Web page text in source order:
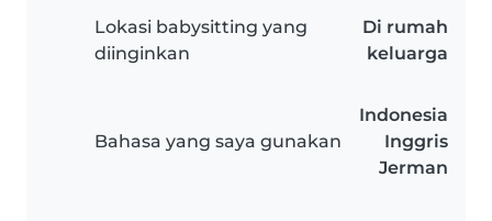
Lokasi babysitting yang
diinginkan
Di rumah
keluarga
Bahasa yang saya gunakan
Indonesia
Inggris
Jerman